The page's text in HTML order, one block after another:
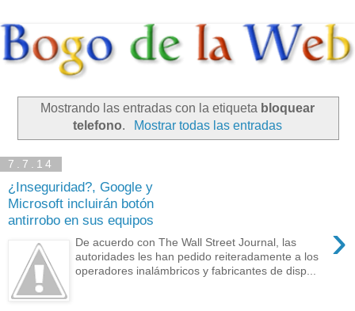
Mostrando las entradas con la etiqueta bloquear
telefono. Mostrar todas las entradas
7.7.14
¿Inseguridad?, Google y
Microsoft incluirán botón
antirrobo en sus equipos
›
De acuerdo con The Wall Street Journal, las
autoridades les han pedido reiteradamente a los
operadores inalámbricos y fabricantes de disp...